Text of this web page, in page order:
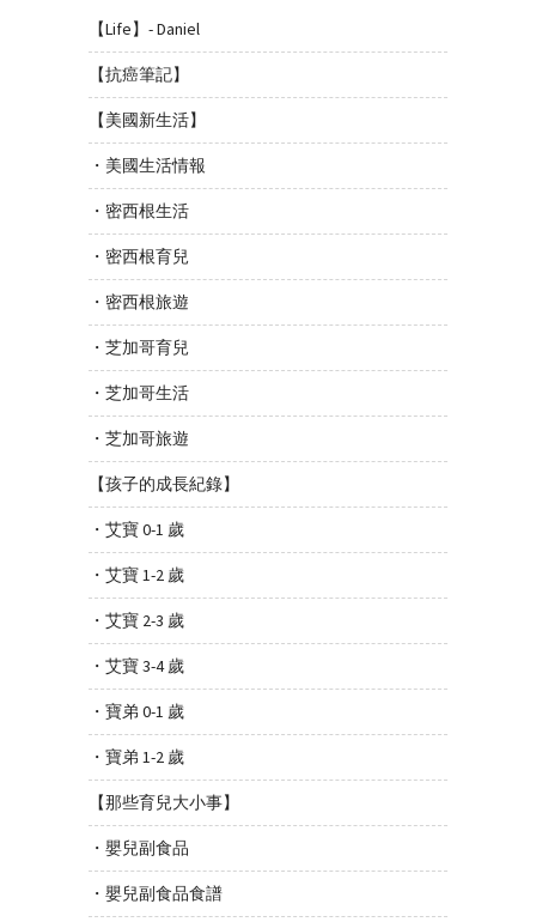
【Life】- Daniel
【抗癌筆記】
【美國新生活】
・美國生活情報
・密西根生活
・密西根育兒
・密西根旅遊
・芝加哥育兒
・芝加哥生活
・芝加哥旅遊
【孩子的成長紀錄】
・艾寶 0-1 歲
・艾寶 1-2 歲
・艾寶 2-3 歲
・艾寶 3-4 歲
・寶弟 0-1 歲
・寶弟 1-2 歲
【那些育兒大小事】
・嬰兒副食品
・嬰兒副食品食譜